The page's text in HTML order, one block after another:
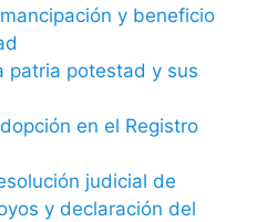
y beneficio
patria potestad y sus
en el Registro
judicial de
y declaración del